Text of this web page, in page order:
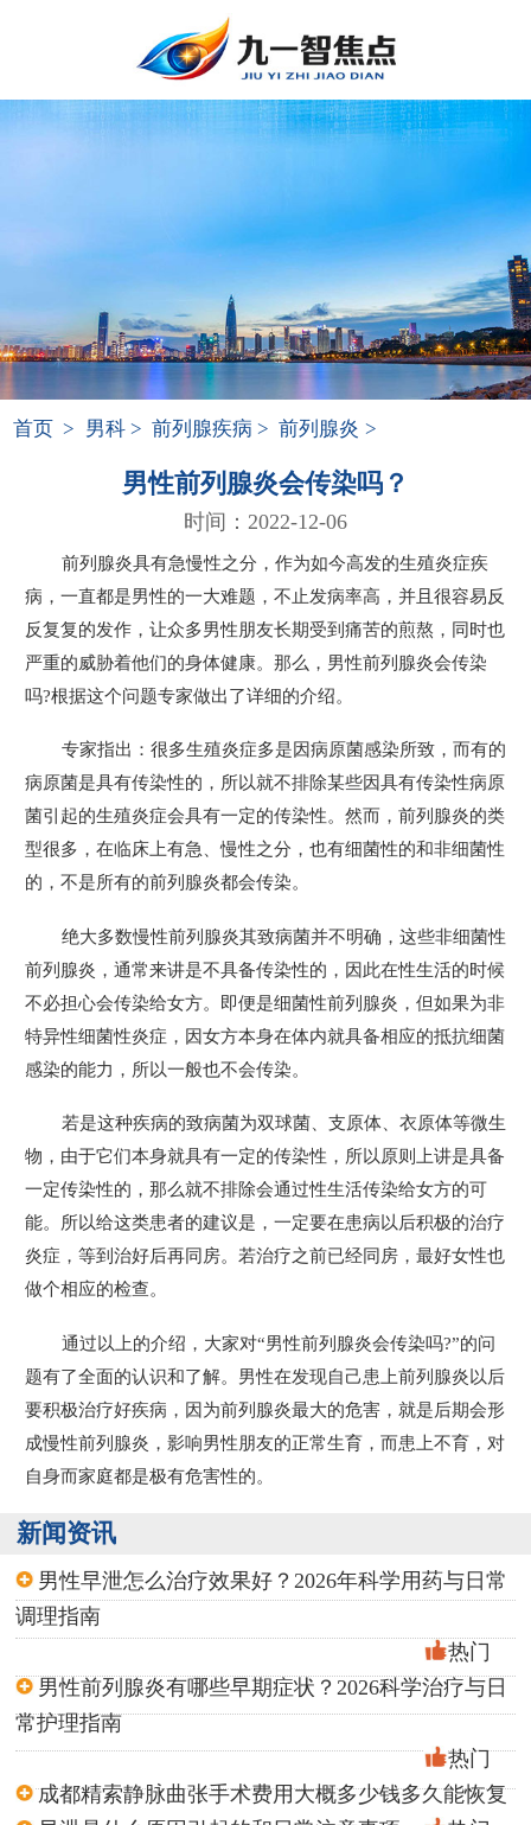
首页 > 男科 > 前列腺疾病 > 前列腺炎 >
男性前列腺炎会传染吗？
时间：2022-12-06
前列腺炎具有急慢性之分，作为如今高发的生殖炎症疾
病，一直都是男性的一大难题，不止发病率高，并且很容易反
反复复的发作，让众多男性朋友长期受到痛苦的煎熬，同时也
严重的威胁着他们的身体健康。那么，男性前列腺炎会传染
吗?根据这个问题专家做出了详细的介绍。
专家指出：很多生殖炎症多是因病原菌感染所致，而有的
病原菌是具有传染性的，所以就不排除某些因具有传染性病原
菌引起的生殖炎症会具有一定的传染性。然而，前列腺炎的类
型很多，在临床上有急、慢性之分，也有细菌性的和非细菌性
的，不是所有的前列腺炎都会传染。
绝大多数慢性前列腺炎其致病菌并不明确，这些非细菌性
前列腺炎，通常来讲是不具备传染性的，因此在性生活的时候
不必担心会传染给女方。即便是细菌性前列腺炎，但如果为非
特异性细菌性炎症，因女方本身在体内就具备相应的抵抗细菌
感染的能力，所以一般也不会传染。
若是这种疾病的致病菌为双球菌、支原体、衣原体等微生
物，由于它们本身就具有一定的传染性，所以原则上讲是具备
一定传染性的，那么就不排除会通过性生活传染给女方的可
能。所以给这类患者的建议是，一定要在患病以后积极的治疗
炎症，等到治好后再同房。若治疗之前已经同房，最好女性也
做个相应的检查。
通过以上的介绍，大家对“男性前列腺炎会传染吗?”的问
题有了全面的认识和了解。男性在发现自己患上前列腺炎以后
要积极治疗好疾病，因为前列腺炎最大的危害，就是后期会形
成慢性前列腺炎，影响男性朋友的正常生育，而患上不育，对
自身而家庭都是极有危害性的。
新闻资讯
男性早泄怎么治疗效果好？2026年科学用药与日常
调理指南
热门
男性前列腺炎有哪些早期症状？2026科学治疗与日
常护理指南
热门
成都精索静脉曲张手术费用大概多少钱多久能恢复